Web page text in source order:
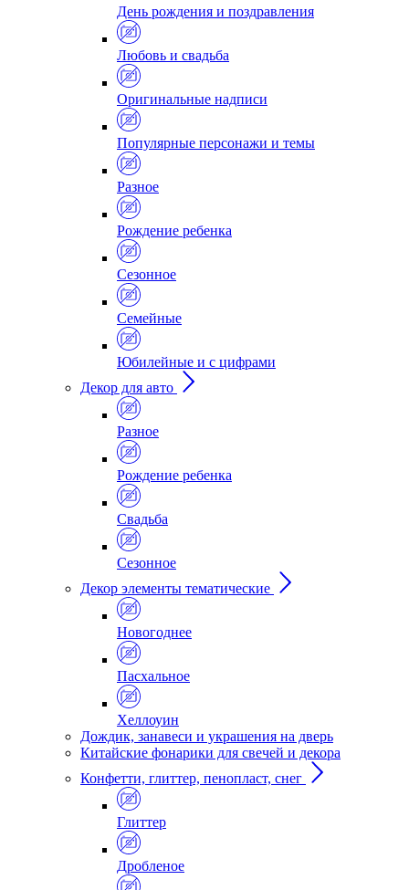
День рождения и поздравления
Любовь и свадьба
Оригинальные надписи
Популярные персонажи и темы
Разное
Рождение ребенка
Сезонное
Семейные
Юбилейные и с цифрами
Декор для авто
Разное
Рождение ребенка
Свадьба
Сезонное
Декор элементы тематические
Новогоднее
Пасхальное
Хеллоуин
Дождик, занавеси и украшения на дверь
Китайские фонарики для свечей и декора
Конфетти, глиттер, пенопласт, снег
Глиттер
Дробленое